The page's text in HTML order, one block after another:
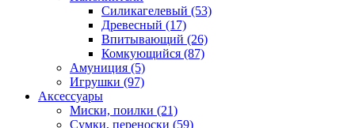
Силикагелевый (53)
Древесный (17)
Впитывающий (26)
Комкующийся (87)
Амуниция (5)
Игрушки (97)
Аксессуары
Миски, поилки (21)
Сумки, переноски (59)